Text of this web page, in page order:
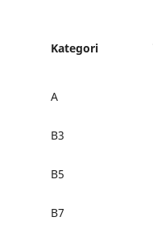
Kategori
A
B3
B5
B7